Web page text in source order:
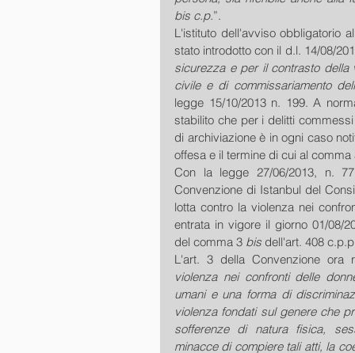
bis c.p.”.
L'istituto dell'avviso obbligatorio
stato introdotto con il d.l. 14/08/
sicurezza e per il contrasto della
civile e di commissariamento
legge 15/10/2013 n. 199. A
stabilito che per i delitti
di archiviazione è in ogni caso
offesa e il termine di cui al
Con la legge 27/06/2013, n.
Convenzione di Istanbul del
lotta contro la violenza nei
entrata in vigore il giorno 01/08/
del comma 3 bis dell'art. 408
L'art. 3 della Convenzione ora
violenza nei confronti delle
umani e una forma di
violenza fondati sul genere che
sofferenze di natura fisica,
minacce di compiere tali atti, la